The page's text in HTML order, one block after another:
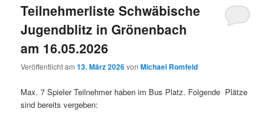
Teilnehmerliste Schwäbische
Jugendblitz in Grönenbach
am 16.05.2026
Veröffentlicht am13. März 2026vonMichael Romfeld
Max. 7 Spieler Teilnehmer haben im Bus Platz. Folgende Plätze
sind bereits vergeben: